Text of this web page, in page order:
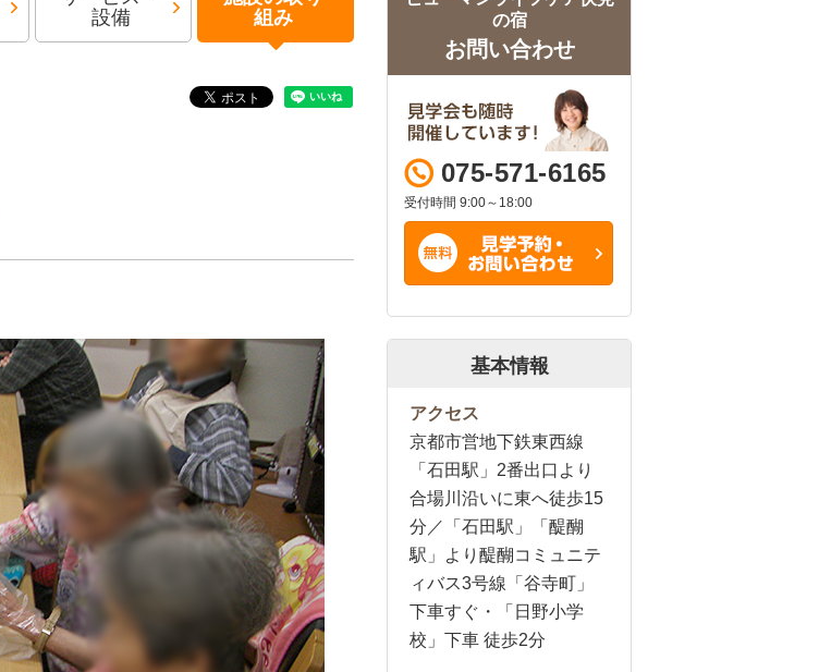
設備
組み
の宿
お問い合わせ
075-571-6165
受付時間 9:00～18:00
基本情報
アクセス
京都市営地下鉄東西線
「石田駅」2番出口より
合場川沿いに東へ徒歩15
分／「石田駅」「醍醐
駅」より醍醐コミュニテ
ィバス3号線「谷寺町」
下車すぐ・「日野小学
校」下車 徒歩2分